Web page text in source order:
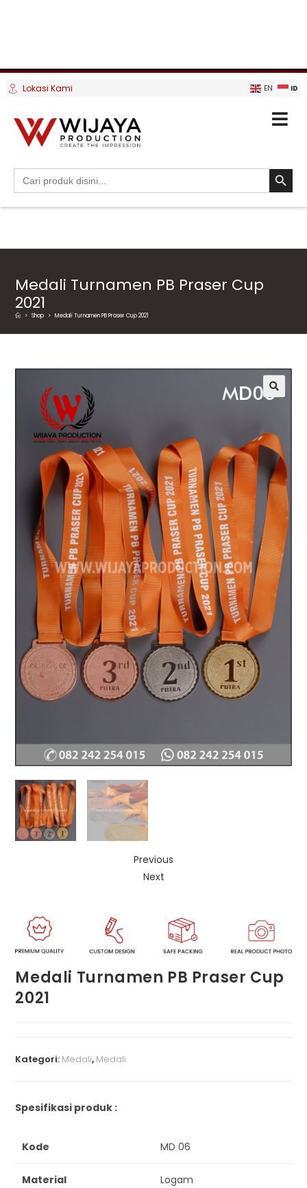
Lokasi Kami EN ID
Search
for:
SEARCH
Medali Turnamen PB Praser Cup
2021
> Shop > Medali Turnamen PB Praser Cup 2021
Previous
Next
Medali Turnamen PB Praser Cup
2021
Kategori: Medali, Medali
Spesifikasi produk :
Kode MD 06
Material Logam